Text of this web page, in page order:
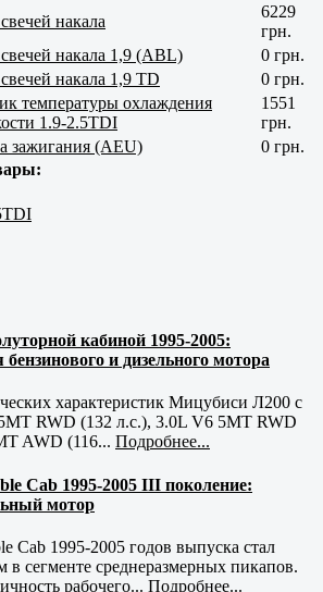
накала
6229
грн.
накала 1,9 (ABL)
0 грн.
накала 1,9 TD
0 грн.
температуры охлаждения
1.9-2.5TDI
1551
грн.
зажигания (AEU)
0 грн.
кабиной 1995-2005:
и дизельного мотора
характеристик Мицубиси Л200 с
RWD (132 л.с.), 3.0L V6 5MT RWD
AWD (116... Подробнее...
Cab 1995-2005 III поколение:
мотор
Cab 1995-2005 годов выпуска стал
сегменте среднеразмерных пикапов.
рабочего... Подробнее...